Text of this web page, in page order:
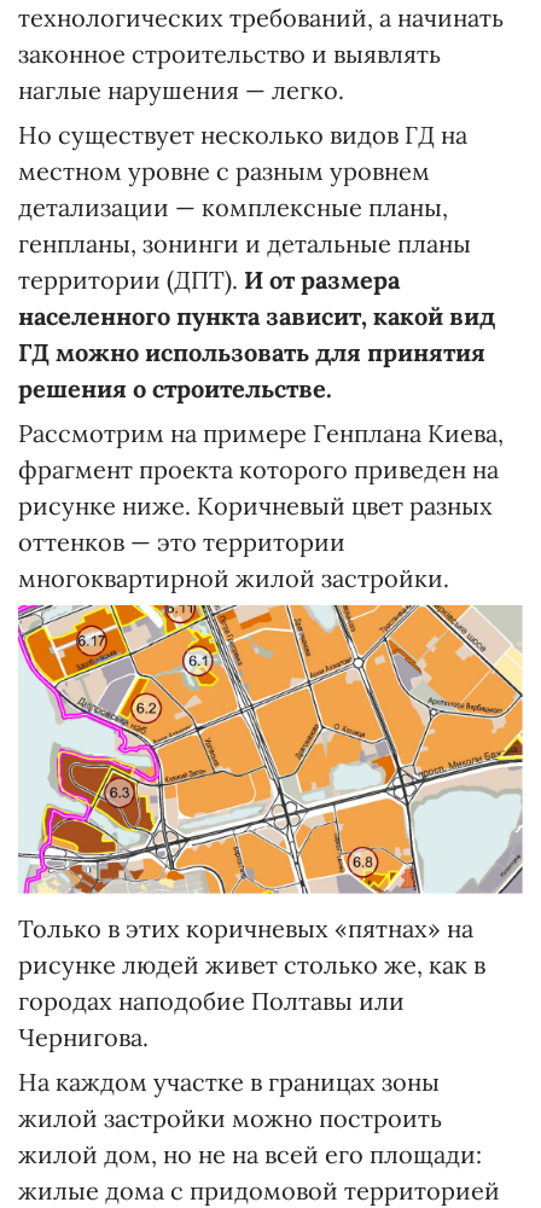
технологических требований, а начинать
законное строительство и выявлять
наглые нарушения — легко.
Но существует несколько видов ГД на
местном уровне с разным уровнем
детализации — комплексные планы,
генпланы, зонинги и детальные планы
территории (ДПТ). И от размера
населенного пункта зависит, какой вид
ГД можно использовать для принятия
решения о строительстве.
Рассмотрим на примере Генплана Киева,
фрагмент проекта которого приведен на
рисунке ниже. Коричневый цвет разных
оттенков — это территории
многоквартирной жилой застройки.
Только в этих коричневых «пятнах» на
рисунке людей живет столько же, как в
городах наподобие Полтавы или
Чернигова.
На каждом участке в границах зоны
жилой застройки можно построить
жилой дом, но не на всей его площади:
жилые дома с придомовой территорией